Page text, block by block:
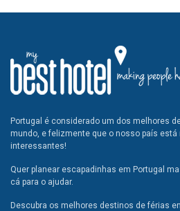
Portugal é considerado um dos melhores
mundo, e felizmente que o nosso país está
interessantes!
Quer planear escapadinhas em Portugal
cá para o ajudar.
Descubra os melhores destinos de férias